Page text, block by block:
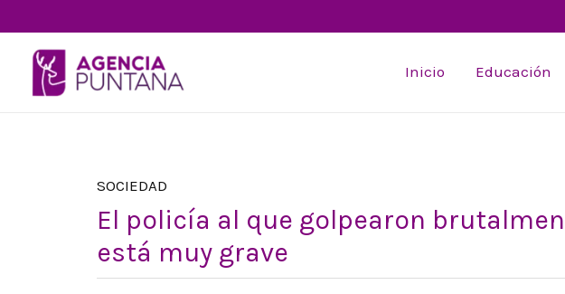
contenido
Inicio Educación
SOCIEDAD
El policía al que golpearon
está muy grave